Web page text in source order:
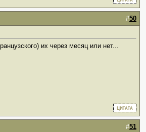
#50
их через месяц или нет...
#51